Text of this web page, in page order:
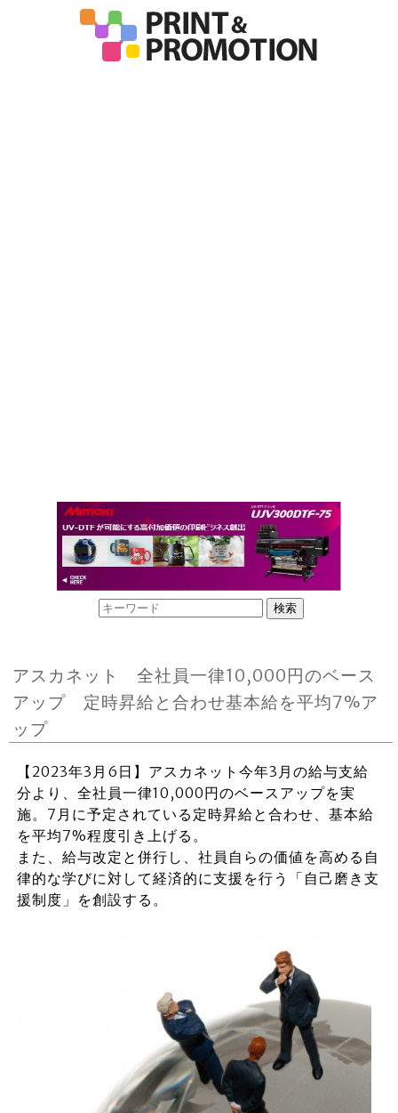
アスカネット 全社員一律10,000円のベース
アップ 定時昇給と合わせ基本給を平均7%ア
ップ
【2023年3月6日】アスカネット今年3月の給与支給
分より、全社員一律10,000円のベースアップを実
施。7月に予定されている定時昇給と合わせ、基本給
を平均7%程度引き上げる。
また、給与改定と併行し、社員自らの価値を高める自
律的な学びに対して経済的に支援を行う「自己磨き支
援制度」を創設する。